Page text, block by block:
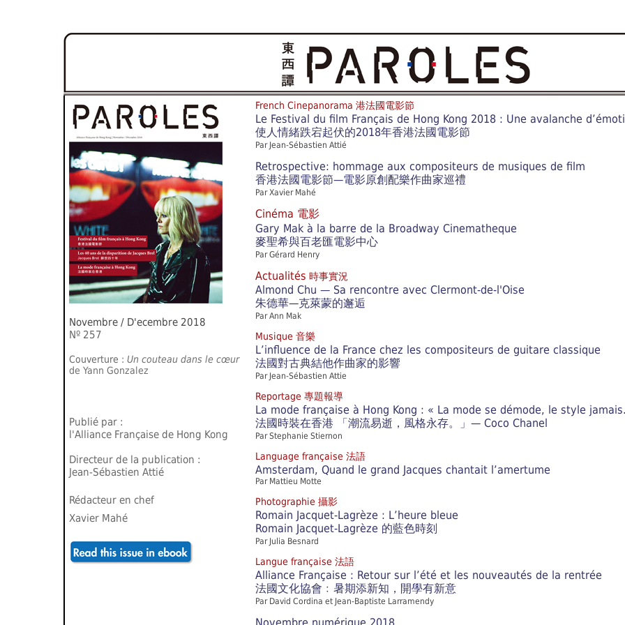
Novembre / D'ecembre 2018
Nº 257
Couverture : Un couteau dans le cœur
de Yann Gonzalez
Publié par :
l'Alliance Française de Hong Kong
Directeur de la publication :
Jean-Sébastien Attié
Rédacteur en chef
Xavier Mahé
French Cinepanorama 港法國電影節
Le Festival du film Français de Hong Kong 2018 : Une avalanche
使人情緒跌宕起伏的2018年香港法國電影節
Par Jean-Sébastien Attié
Retrospective: hommage aux compositeurs de musiques de film
香港法國電影節—電影原創配樂作曲家巡禮
Par Xavier Mahé
Cinéma 電影
Gary Mak à la barre de la Broadway Cinematheque
麥聖希與百老匯電影中心
Par Gérard Henry
Actualités 時事實況
Almond Chu — Sa rencontre avec Clermont-de-l'Oise
朱德華—克萊蒙的邂逅
Par Ann Mak
Musique 音樂
L’influence de la France chez les compositeurs de guitare classique
法國對古典結他作曲家的影響
Par Jean-Sébastien Attie
Reportage 專題報導
La mode française à Hong Kong : « La mode se démode, le style
法國時裝在香港 「潮流易逝，風格永存。」— Coco Chanel
Par Stephanie Stiernon
Language française 法語
Amsterdam, Quand le grand Jacques chantait l’amertume
Par Mattieu Motte
Photographie 攝影
Romain Jacquet-Lagrèze : L’heure bleue
Romain Jacquet-Lagrèze 的藍色時刻
Par Julia Besnard
Langue française 法語
Alliance Française : Retour sur l’été et les nouveautés de la rentrée
法國文化協會﹕暑期添新知，開學有新意
Par David Cordina et Jean-Baptiste Larramendy